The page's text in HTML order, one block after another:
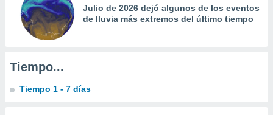
Julio de 2026 dejó algunos de los eventos
de lluvia más extremos del último tiempo
Tiempo...
Tiempo 1 - 7 días